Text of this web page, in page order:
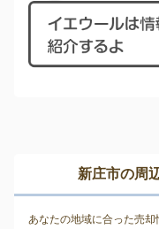
新庄市の周
あなたの地域に合った売